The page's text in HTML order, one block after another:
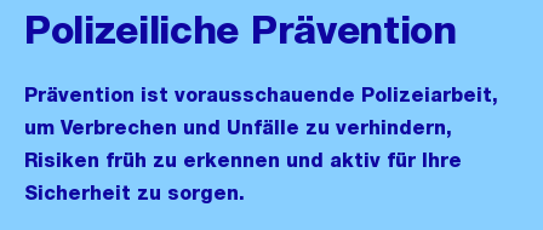
Polizeiliche Prävention
Prävention ist vorausschauende Polizeiarbeit,
um Verbrechen und Unfälle zu verhindern,
Risiken früh zu erkennen und aktiv für Ihre
Sicherheit zu sorgen.